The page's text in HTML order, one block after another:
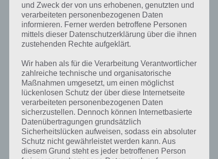
was gibt es dazu zu wissen? Passt das Wort auch zu Volle Fahrt
voraus? Zu bestimmten Lösungen präsentieren wir daher auch
immer eine kurze Begriffserklärung!
Autonomes Fahren oder auch selbstfahrende Autos genannt, sind
derzeit eines der aufregendsten und umstrittensten Themen in der
Automobilbranche. In der Tat haben viele Autobauer und Tech-
Unternehmen in den letzten Jahren massive Fortschritte in der
Entwicklung von autonomen Fahrzeugen gemacht. Autonome Autos
werden erwartet, die Sicherheit auf der Straße zu erhöhen und die
Mobilität der Menschen auf eine ganz andere Art und Weise zu
verändern. Die Technologie, welche hinter den selbstfahrenden
Fahrzeugen steht, ermöglicht dem Auto, seine Umgebung zu
erfassen und Entscheidungen zu treffen, ohne dass ein Mensch
eingreifen muss. Experten schätzen, dass selbstfahrende Autos bis
und Zweck der von uns erhobenen, genutzten und
verarbeiteten personenbezogenen Daten
informieren. Ferner werden betroffene Personen
mittels dieser Datenschutzerklärung über die ihnen
zustehenden Rechte aufgeklärt.
Wir haben als für die Verarbeitung Verantwortlicher
zahlreiche technische und organisatorische
Maßnahmen umgesetzt, um einen möglichst
lückenlosen Schutz der über diese Internetseite
verarbeiteten personenbezogenen Daten
sicherzustellen. Dennoch können Internetbasierte
Datenübertragungen grundsätzlich
Sicherheitslücken aufweisen, sodass ein absoluter
Schutz nicht gewährleistet werden kann. Aus
diesem Grund steht es jeder betroffenen Person